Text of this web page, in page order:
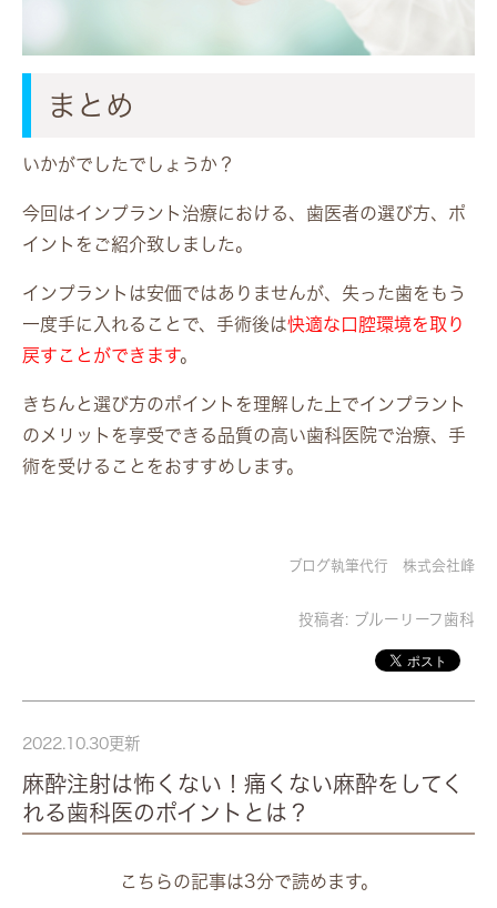
まとめ
いかがでしたでしょうか？
今回はインプラント治療における、歯医者の選び方、ポ
イントをご紹介致しました。
インプラントは安価ではありませんが、失った歯をもう
一度手に入れることで、手術後は快適な口腔環境を取り
戻すことができます。
きちんと選び方のポイントを理解した上でインプラント
のメリットを享受できる品質の高い歯科医院で治療、手
術を受けることをおすすめします。
ブログ執筆代行 株式会社峰
投稿者: ブルーリーフ歯科
2022.10.30更新
麻酔注射は怖くない！痛くない麻酔をしてく
れる歯科医のポイントとは？
こちらの記事は3分で読めます。